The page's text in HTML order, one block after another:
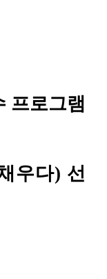
프로그램
우다) 선